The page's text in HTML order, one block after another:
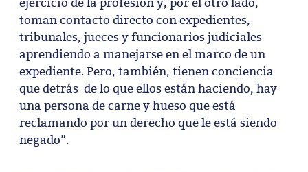
toman contacto directo con expedientes,
tribunales, jueces y funcionarios judiciales
aprendiendo a manejarse en el marco de un
expediente. Pero, también, tienen conciencia
que detrás de lo que ellos están haciendo, hay
una persona de carne y hueso que está
reclamando por un derecho que le está siendo
negado”.